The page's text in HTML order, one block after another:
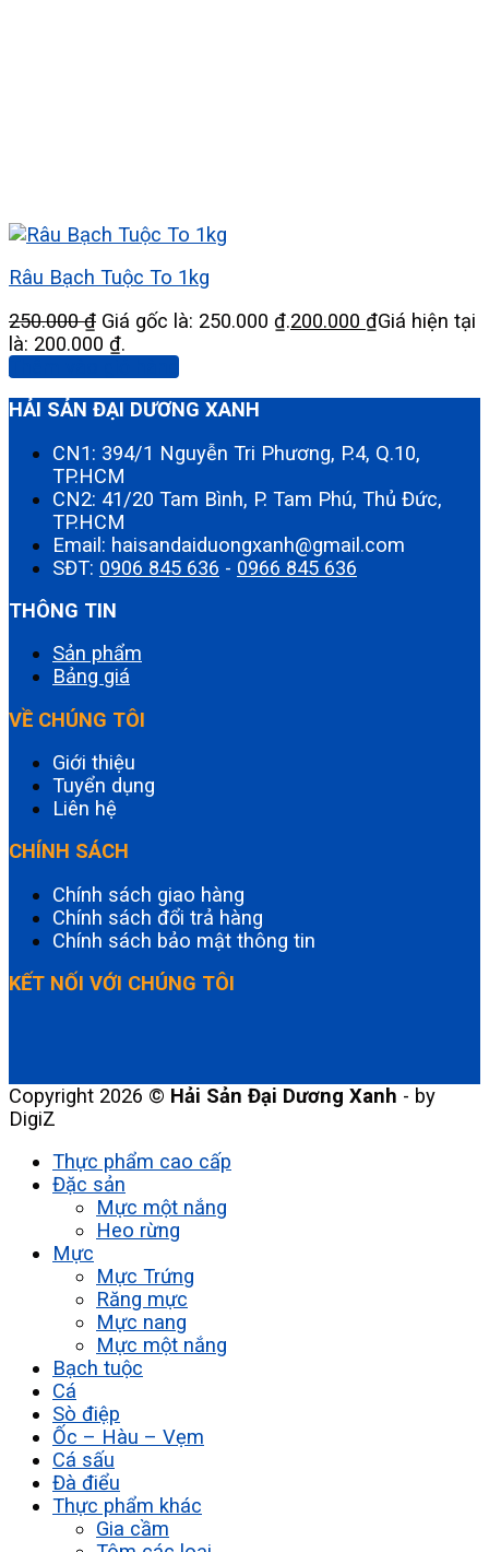
Râu Bạch Tuộc To 1kg
250.000₫ Giá gốc là: 250.000 ₫.200.000 ₫Giá hiện tại
là: 200.000 ₫.
Thêm vào giỏ hàng
HẢI SẢN ĐẠI DƯƠNG XANH
CN1: 394/1 Nguyễn Tri Phương, P.4, Q.10,
TP.HCM
CN2: 41/20 Tam Bình, P. Tam Phú, Thủ Đức,
TP.HCM
Email: haisandaiduongxanh@gmail.com
SĐT: 0906 845 636 - 0966 845 636
THÔNG TIN
Sản phẩm
Bảng giá
VỀ CHÚNG TÔI
Giới thiệu
Tuyển dụng
Liên hệ
CHÍNH SÁCH
Chính sách giao hàng
Chính sách đổi trả hàng
Chính sách bảo mật thông tin
KẾT NỐI VỚI CHÚNG TÔI
Copyright 2026 © Hải Sản Đại Dương Xanh - by
DigiZ
Thực phẩm cao cấp
Đặc sản
Mực một nắng
Heo rừng
Mực
Mực Trứng
Răng mực
Mực nang
Mực một nắng
Bạch tuộc
Cá
Sò điệp
Ốc – Hàu – Vẹm
Cá sấu
Đà điểu
Thực phẩm khác
Gia cầm